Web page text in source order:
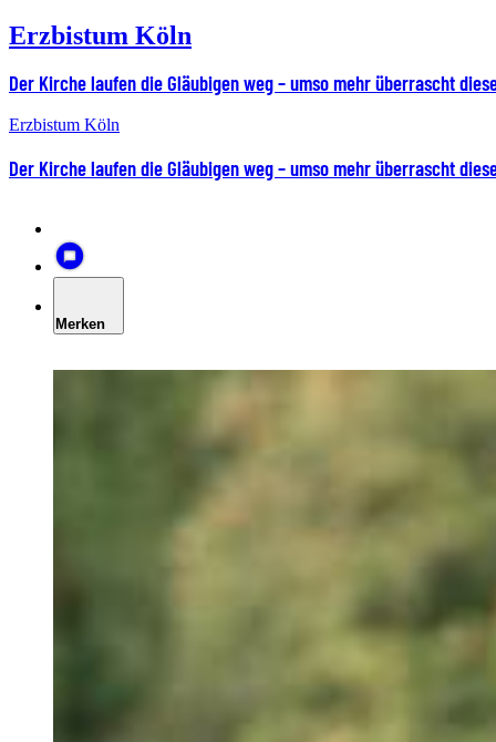
Erzbistum Köln
Der Kirche laufen die Gläubigen weg – umso mehr überrascht
Erzbistum Köln
Der Kirche laufen die Gläubigen weg – umso mehr überrascht
Merken